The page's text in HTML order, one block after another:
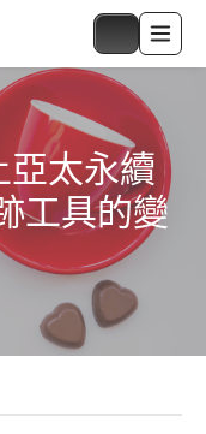
太永續
工具的變